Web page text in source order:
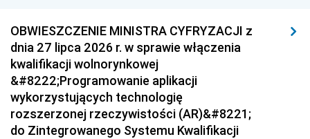
OBWIESZCZENIE MINISTRA CYFRYZACJI z
dnia 27 lipca 2026 r. w sprawie włączenia
kwalifikacji wolnorynkowej
&#8222;Programowanie aplikacji
wykorzystujących technologię
rozszerzonej rzeczywistości (AR)&#8221;
do Zintegrowanego Systemu Kwalifikacji